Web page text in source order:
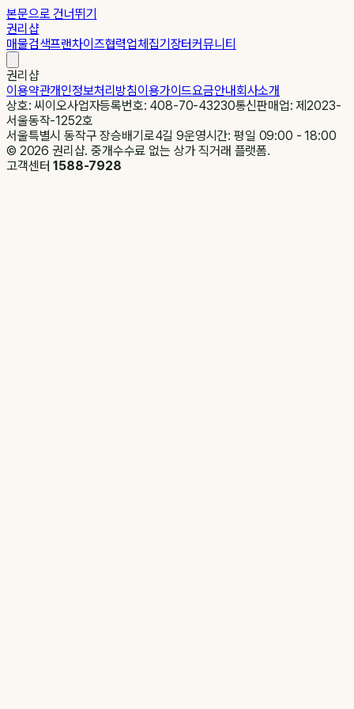
본문으로 건너뛰기
권리샵
매물검색프랜차이즈협력업체집기장터커뮤니티
권리샵
이용약관개인정보처리방침이용가이드요금안내회사소개
상호: 씨이오사업자등록번호: 408-70-43230통신판매업: 제2023-
서울동작-1252호
서울특별시 동작구 장승배기로4길 9운영시간: 평일 09:00 - 18:00
© 2026 권리샵. 중개수수료 없는 상가 직거래 플랫폼.
고객센터1588-7928